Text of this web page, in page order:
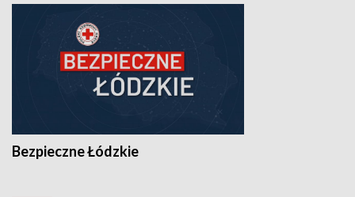
Bezpieczne Łódzkie